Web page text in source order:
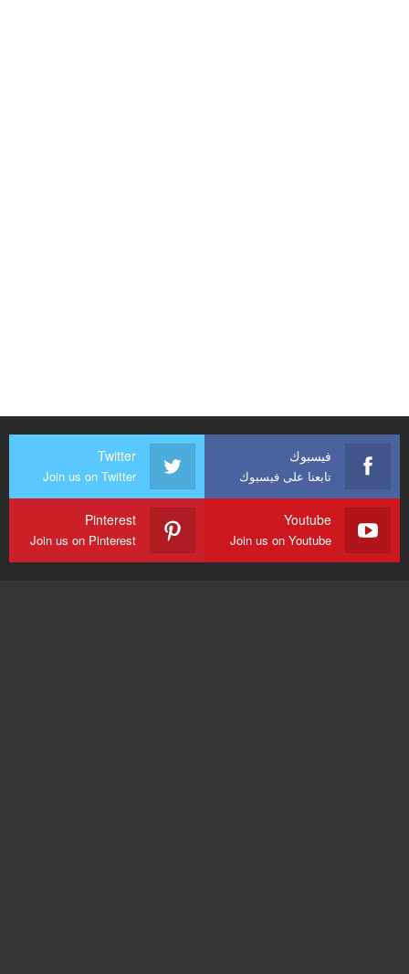
فيسبوك
تابعنا على فيسبوك
Twitter
Join us on Twitter
Youtube
Join us on Youtube
Pinterest
Join us on Pinterest